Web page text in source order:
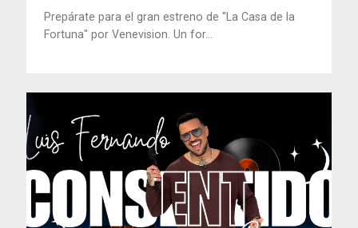
Prepárate para el gran estreno de "La Casa de la
Fortuna" por Venevision. Un for...